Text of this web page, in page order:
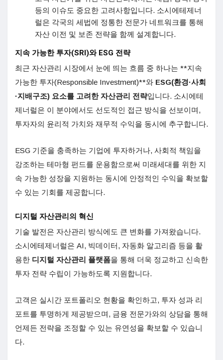
등의 이슈도 중요한 고려사항입니다. 소시에테제너
럴은 각국의 세법에 정통한 전문가 네트워크를 통해
자산 이전 및 보존 전략을 함께 설계합니다.
지속 가능한 투자(SRI)와 ESG 전략
최근 자산관리 시장에서 눈에 띄는 흐름 중 하나는 **지속
가능한 투자(Responsible Investment)**와 ESG(환경·사회
·지배구조) 요소를 고려한 자산관리 전략입니다. 소시에테
제너럴은 이 분야에서도 선도적인 접근 방식을 선보이며,
투자자의 윤리적 가치와 재무적 수익을 동시에 추구합니다.
ESG 기준을 충족하는 기업에 투자하거나, 사회적 책임을
강조하는 테마형 펀드를 운용함으로써 미래세대를 위한 지
속 가능한 성장을 지원하는 동시에 안정적인 수익을 확보할
수 있는 기회를 제공합니다.
디지털 자산관리의 혁신
기술 발전은 자산관리 방식에도 큰 변화를 가져왔습니다.
소시에테제너럴은 AI, 빅데이터, 자동화 알고리즘 등을 활
용한 디지털 자산관리 플랫폼을 통해 더욱 정교하고 신속한
투자 전략 수립이 가능하도록 지원합니다.
고객은 실시간 포트폴리오 현황을 확인하고, 투자 성과 리
포트를 투명하게 제공받으며, 금융 전문가와의 상담을 통해
언제든 전략을 조정할 수 있는 유연성을 확보할 수 있습니
다.